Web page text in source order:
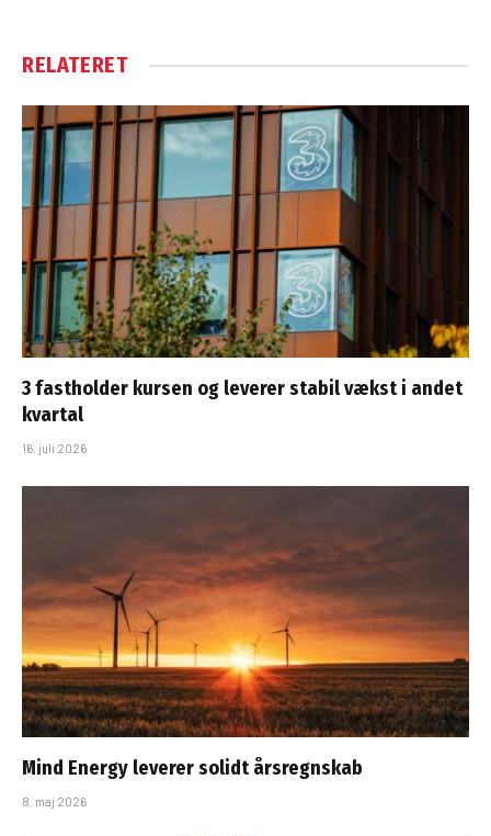
RELATERET
3 fastholder kursen og leverer stabil vækst i andet
kvartal
16. juli 2026
Mind Energy leverer solidt årsregnskab
8. maj 2026